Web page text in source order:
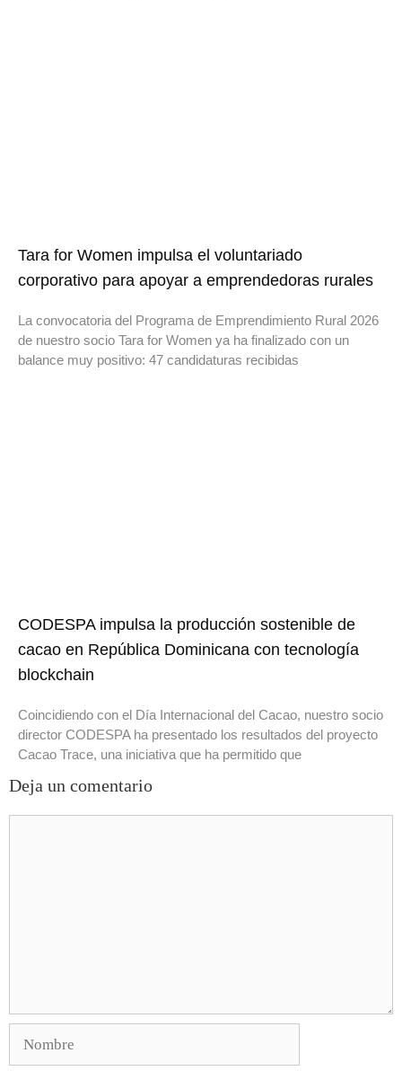
Tara for Women impulsa el voluntariado
corporativo para apoyar a emprendedoras rurales
La convocatoria del Programa de Emprendimiento Rural 2026
de nuestro socio Tara for Women ya ha finalizado con un
balance muy positivo: 47 candidaturas recibidas
CODESPA impulsa la producción sostenible de
cacao en República Dominicana con tecnología
blockchain
Coincidiendo con el Día Internacional del Cacao, nuestro socio
director CODESPA ha presentado los resultados del proyecto
Cacao Trace, una iniciativa que ha permitido que
Deja un comentario